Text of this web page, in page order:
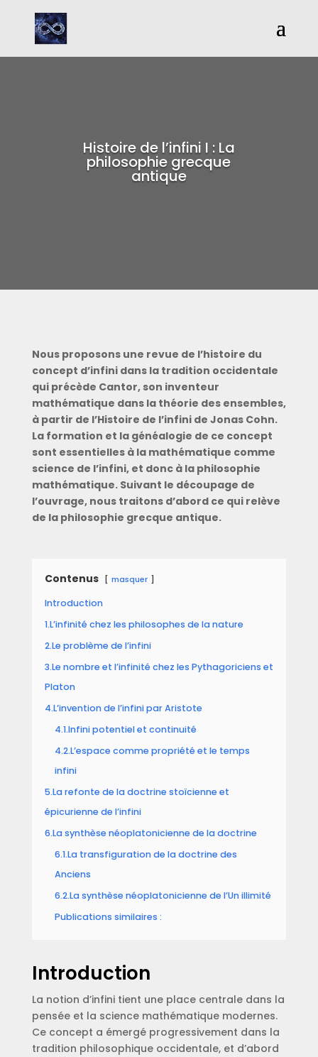
Histoire de l’infini I : La
philosophie grecque
antique
Nous proposons une revue de l’histoire du
concept d’infini dans la tradition occidentale
qui précède Cantor, son inventeur
mathématique dans la théorie des ensembles,
à partir de l’Histoire de l’infini de Jonas Cohn.
La formation et la généalogie de ce concept
sont essentielles à la mathématique comme
science de l’infini, et donc à la philosophie
mathématique. Suivant le découpage de
l’ouvrage, nous traitons d’abord ce qui relève
de la philosophie grecque antique.
Contenus masquer
Introduction
1.L’infinité chez les philosophes de la nature
2.Le problème de l’infini
3.Le nombre et l’infinité chez les Pythagoriciens et
Platon
4.L’invention de l’infini par Aristote
4.1.Infini potentiel et continuité
4.2.L’espace comme propriété et le temps
infini
5.La refonte de la doctrine stoïcienne et
épicurienne de l’infini
6.La synthèse néoplatonicienne de la doctrine
6.1.La transfiguration de la doctrine des
Anciens
6.2.La synthèse néoplatonicienne de l’Un illimité
Publications similaires :
Introduction
La notion d’infini tient une place centrale dans la
pensée et la science mathématique modernes.
Ce concept a émergé progressivement dans la
tradition philosophique occidentale, et d’abord